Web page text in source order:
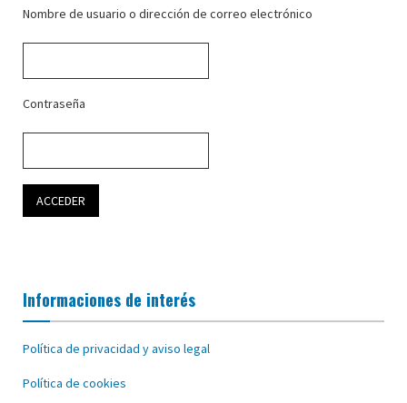
Nombre de usuario o dirección de correo electrónico
Contraseña
Informaciones de interés
Política de privacidad y aviso legal
Política de cookies